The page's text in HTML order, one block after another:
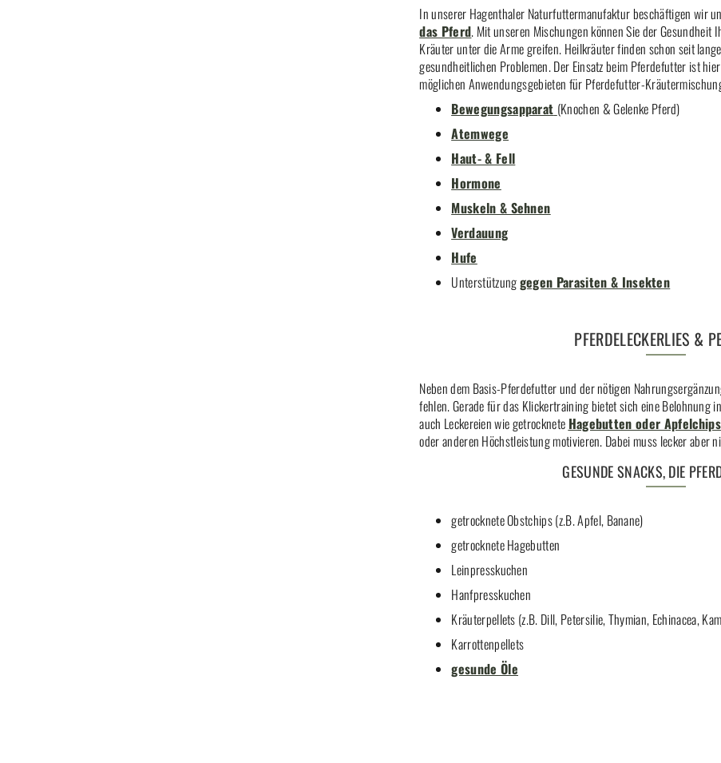
In unserer Hagenthaler Naturfuttermanufaktur beschäftigen wir
das Pferd. Mit unseren Mischungen können Sie der
Kräuter unter die Arme greifen. Heilkräuter finden schon seit
gesundheitlichen Problemen. Der Einsatz beim Pferdefutter ist
möglichen Anwendungsgebieten für Pferdefutter-
Bewegungsapparat (Knochen & Gelenke Pferd)
Atemwege
Haut- & Fell
Hormone
Muskeln & Sehnen
Verdauung
Hufe
Unterstützunggegen Parasiten & Insekten
PFERDELECKERLIES &
Neben dem Basis-Pferdefutter und der nötigen
fehlen. Gerade für das Klickertraining bietet sich eine Belohnung
auch Leckereien wie getrocknete Hagebutten oder Apfelchips
oder anderen Höchstleistung motivieren. Dabei muss lecker aber
GESUNDE SNACKS, DIE
getrocknete Obstchips (z.B. Apfel, Banane)
getrocknete Hagebutten
Leinpresskuchen
Hanfpresskuchen
Kräuterpellets (z.B. Dill, Petersilie, Thymian, Echinacea,
Karrottenpellets
gesunde Öle